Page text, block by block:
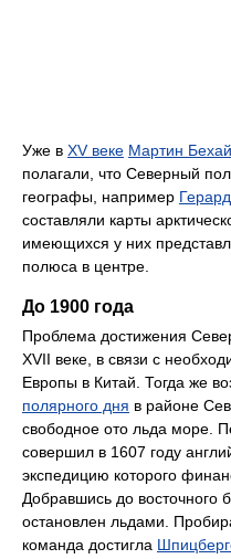
Уже в XV веке Мартин
полагали, что Северный
географы, например
составляли карты
имеющихся у них
полюса в центре.
До 1900 года
Проблема достижения
XVII веке, в связи с
Европы в Китай. Тогда же
полярного дня в районе
свободное ото льда море.
совершил в 1607 году
экспедицию которого
Добравшись до восточного
остановлен льдами.
команда достигла